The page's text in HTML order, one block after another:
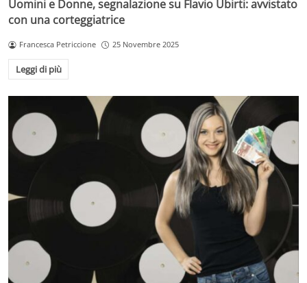
Uomini e Donne, segnalazione su Flavio Ubirti: avvistato
con una corteggiatrice
Francesca Petriccione 25 Novembre 2025
Leggi di più